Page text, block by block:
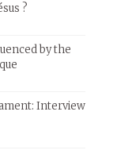
?
by the
Interview